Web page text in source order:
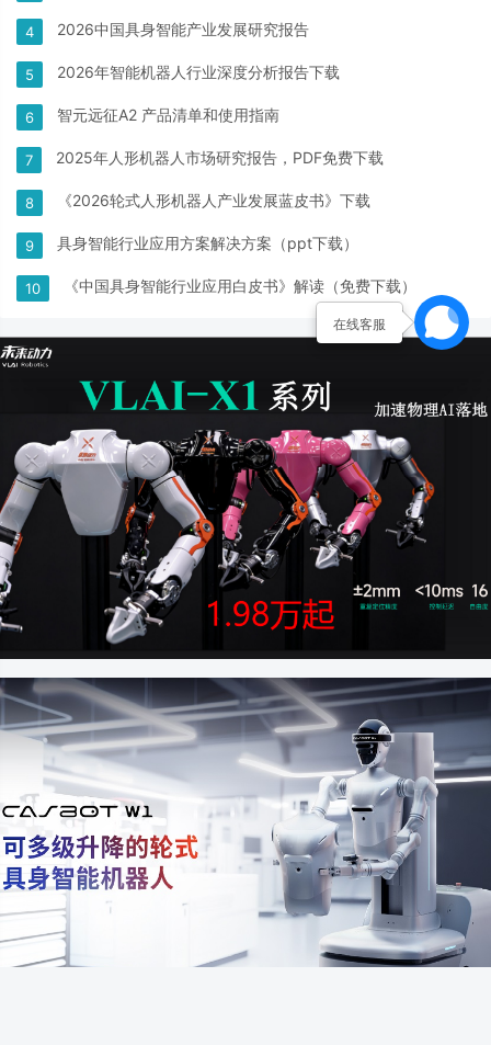
4 2026中国具身智能产业发展研究报告
5 2026年智能机器人行业深度分析报告下载
6 智元远征A2 产品清单和使用指南
7 2025年人形机器人市场研究报告，PDF免费下载
8 《2026轮式人形机器人产业发展蓝皮书》下载
9 具身智能行业应用方案解决方案（ppt下载）
10
《中国具身智能行业应用白皮书》解读（免费下载）
在线客服